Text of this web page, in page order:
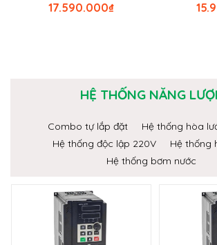
₫
17.590.000
HỆ THỐNG NĂNG
Combo tự lắp đặt
Hệ thống hòa
Hệ thống độc lập 220V
Hệ thống
Hệ thống bơm nước